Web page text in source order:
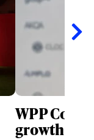
WPP
growth